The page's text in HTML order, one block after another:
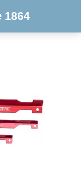
1864